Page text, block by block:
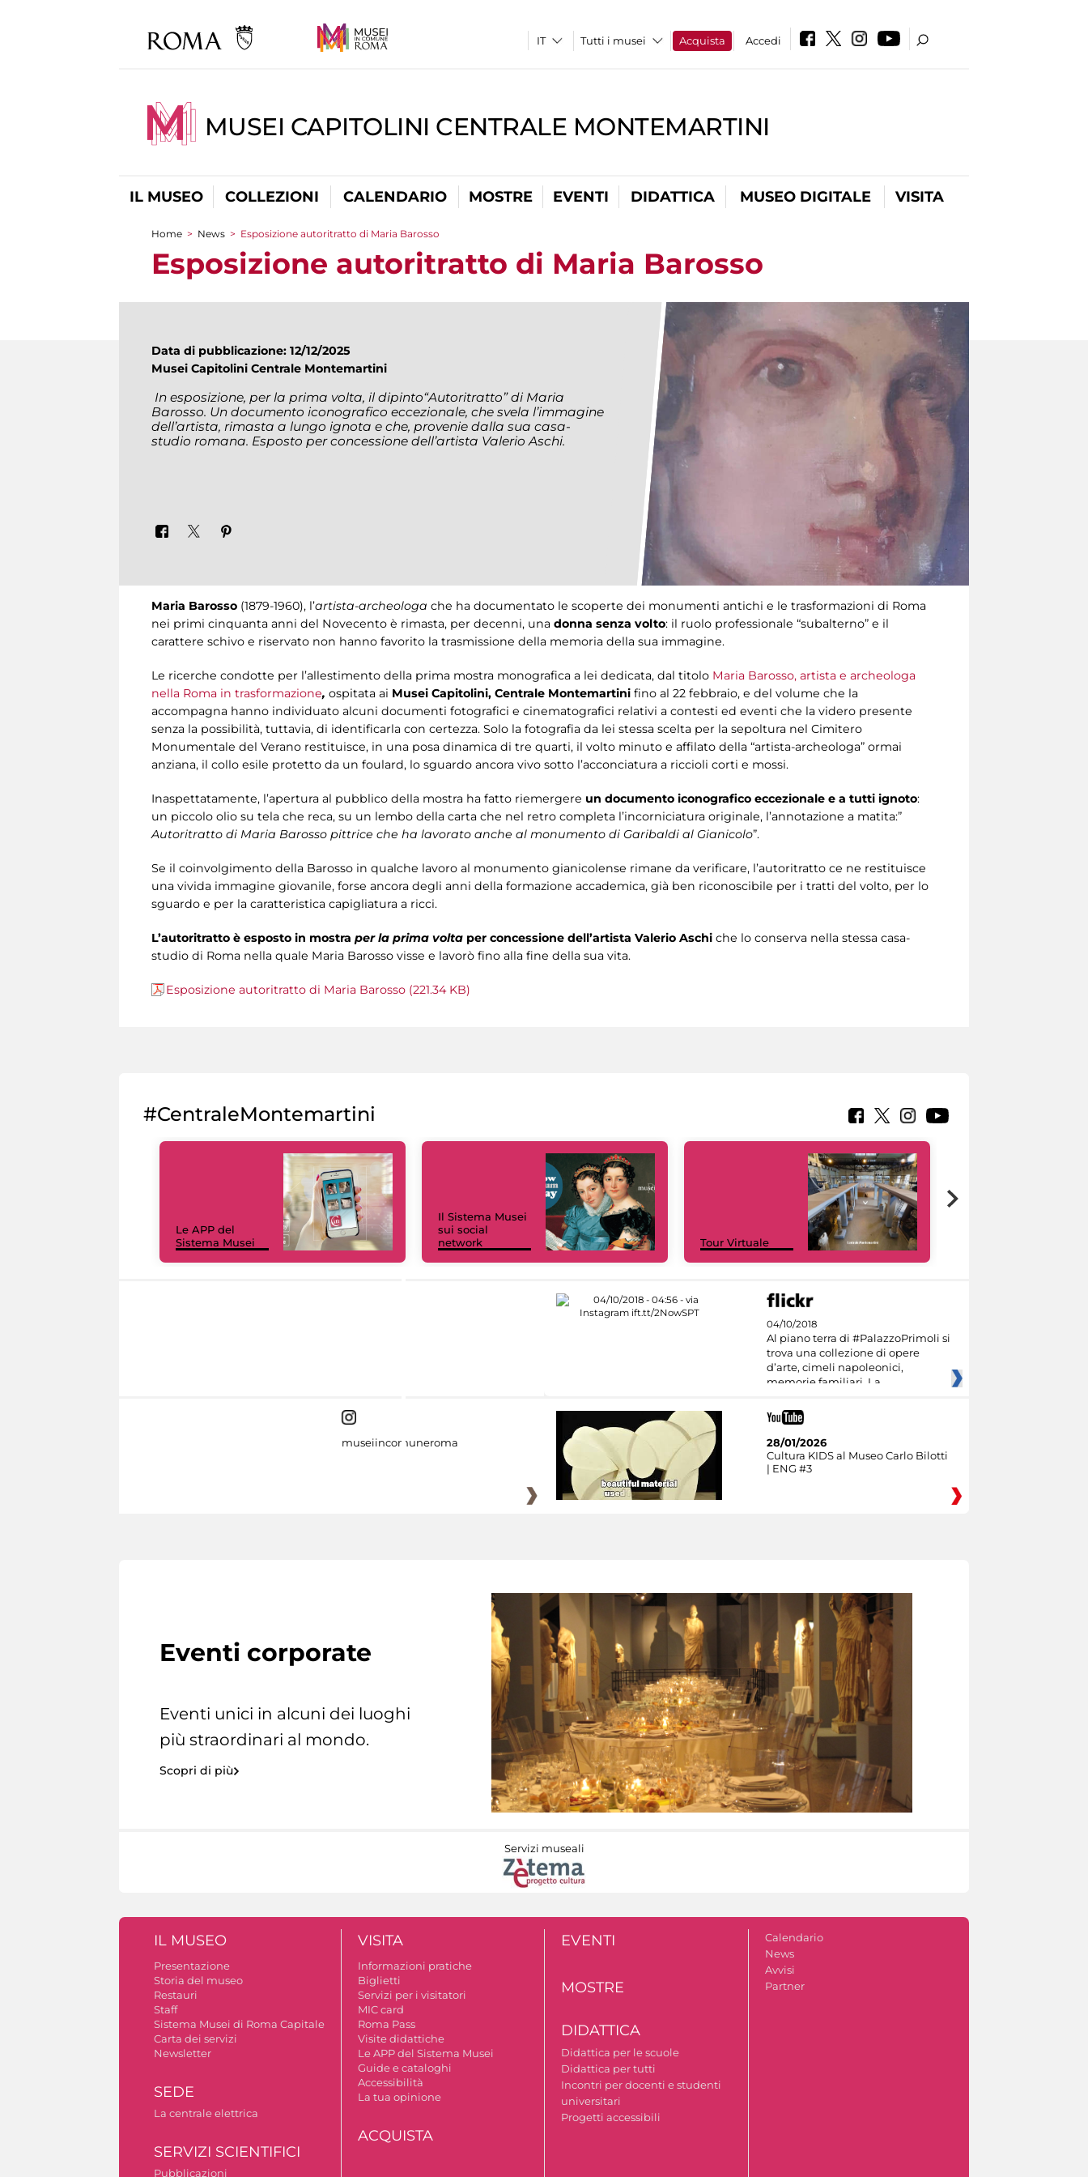
Tutti i musei Acquista Accedi
MUSEI CAPITOLINI CENTRALE MONTEMARTINI
IL MUSEO COLLEZIONI CALENDARIO MOSTRE EVENTI DIDATTICA MUSEO DIGITALE VISITA
Tu sei qui
Home > News > Esposizione autoritratto di Maria Barosso
Esposizione autoritratto di Maria Barosso
Data di pubblicazione: 12/12/2025
Musei Capitolini Centrale Montemartini
In esposizione, per la prima volta, il dipinto“Autoritratto” di Maria
Barosso. Un documento iconografico eccezionale, che svela l’immagine
dell’artista, rimasta a lungo ignota e che, provenie dalla sua casa-
studio romana. Esposto per concessione dell’artista Valerio Aschi.
Maria Barosso (1879-1960), l’artista-archeologa che ha documentato le scoperte dei monumenti antichi e le trasformazioni di Roma
nei primi cinquanta anni del Novecento è rimasta, per decenni, una donna senza volto: il ruolo professionale “subalterno” e il
carattere schivo e riservato non hanno favorito la trasmissione della memoria della sua immagine.
Le ricerche condotte per l’allestimento della prima mostra monografica a lei dedicata, dal titolo Maria Barosso, artista e archeologa
nella Roma in trasformazione, ospitata ai Musei Capitolini, Centrale Montemartini fino al 22 febbraio, e del volume che la
accompagna hanno individuato alcuni documenti fotografici e cinematografici relativi a contesti ed eventi che la videro presente
senza la possibilità, tuttavia, di identificarla con certezza. Solo la fotografia da lei stessa scelta per la sepoltura nel Cimitero
Monumentale del Verano restituisce, in una posa dinamica di tre quarti, il volto minuto e affilato della “artista-archeologa” ormai
anziana, il collo esile protetto da un foulard, lo sguardo ancora vivo sotto l’acconciatura a riccioli corti e mossi.
Inaspettatamente, l’apertura al pubblico della mostra ha fatto riemergere un documento iconografico eccezionale e a tutti ignoto:
un piccolo olio su tela che reca, su un lembo della carta che nel retro completa l’incorniciatura originale, l’annotazione a matita:”
Autoritratto di Maria Barosso pittrice che ha lavorato anche al monumento di Garibaldi al Gianicolo”.
Se il coinvolgimento della Barosso in qualche lavoro al monumento gianicolense rimane da verificare, l’autoritratto ce ne restituisce
una vivida immagine giovanile, forse ancora degli anni della formazione accademica, già ben riconoscibile per i tratti del volto, per lo
sguardo e per la caratteristica capigliatura a ricci.
L’autoritratto è esposto in mostra per la prima volta per concessione dell’artista Valerio Aschi che lo conserva nella stessa casa-
studio di Roma nella quale Maria Barosso visse e lavorò fino alla fine della sua vita.
Esposizione autoritratto di Maria Barosso (221.34 KB)
#CentraleMontemartini
Le APP del
Sistema Musei
Il Sistema Musei
sui social
network
Tour Virtuale
04/10/2018
Al piano terra di #PalazzoPrimoli si
trova una collezione di opere
d’arte, cimeli napoleonici,
memorie familiari. La
museiincomuneroma
28/01/2026
Cultura KIDS al Museo Carlo Bilotti
| ENG #3
Eventi corporate
Eventi unici in alcuni dei luoghi
più straordinari al mondo.
Scopri di più
Servizi museali
IL MUSEO
Presentazione
Storia del museo
Restauri
Staff
Sistema Musei di Roma Capitale
Carta dei servizi
Newsletter
SEDE
La centrale elettrica
SERVIZI SCIENTIFICI
Pubblicazioni
VISITA
Informazioni pratiche
Biglietti
Servizi per i visitatori
MIC card
Roma Pass
Visite didattiche
Le APP del Sistema Musei
Guide e cataloghi
Accessibilità
La tua opinione
ACQUISTA
EVENTI
MOSTRE
DIDATTICA
Didattica per le scuole
Didattica per tutti
Incontri per docenti e studenti
universitari
Progetti accessibili
Calendario
News
Avvisi
Partner